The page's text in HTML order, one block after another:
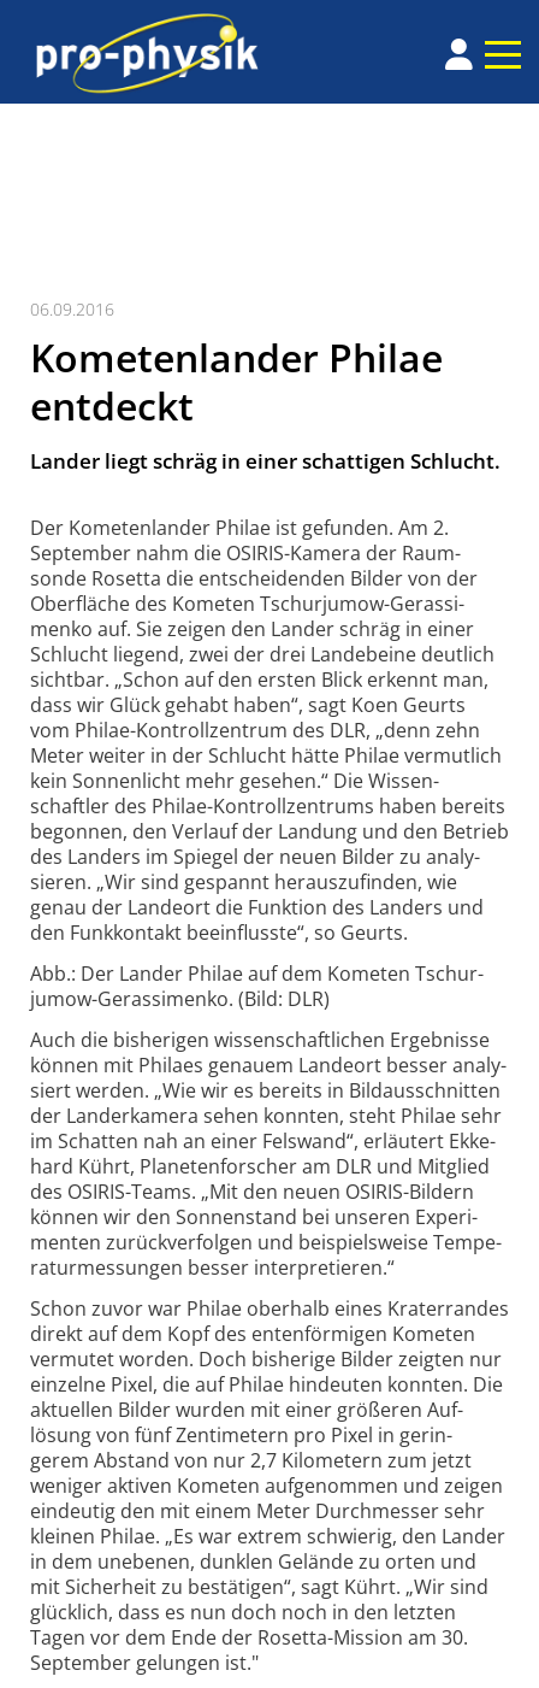
06.09.2016
Kometenlander Philae
entdeckt
Lander liegt schräg in einer schattigen Schlucht.
Der Kometenlander Philae ist gefunden. Am 2.
September nahm die OSIRIS-Kamera der Raum­
sonde Rosetta die ent­schei­denden Bilder von der
Ober­fläche des Kometen Tschur­jumow-Gerassi­
menko auf. Sie zeigen den Lander schräg in einer
Schlucht liegend, zwei der drei Lande­beine deutlich
sicht­bar. „Schon auf den ersten Blick erkennt man,
dass wir Glück gehabt haben“, sagt Koen Geurts
vom Philae-Kontroll­zentrum des DLR, „denn zehn
Meter weiter in der Schlucht hätte Philae vermut­lich
kein Sonnen­licht mehr gesehen.“ Die Wissen­
schaftler des Philae-Kontroll­zentrums haben bereits
begonnen, den Verlauf der Landung und den Betrieb
des Landers im Spiegel der neuen Bilder zu ana­ly­
sieren. „Wir sind gespannt heraus­zu­finden, wie
genau der Lande­ort die Funktion des Landers und
den Funk­kontakt beein­flusste“, so Geurts.
Abb.: Der Lander Philae auf dem Kometen Tschur­
jumow-Gerassi­menko. (Bild: DLR)
Auch die bisherigen wissenschaftlichen Ergebnisse
können mit Philaes genauem Lande­ort besser ana­ly­
siert werden. „Wie wir es bereits in Bild­aus­schnitten
der Lander­kamera sehen konnten, steht Philae sehr
im Schatten nah an einer Fels­wand“, erläutert Ekke­
hard Kührt, Planeten­forscher am DLR und Mitglied
des OSIRIS-Teams. „Mit den neuen OSIRIS-Bildern
können wir den Sonnen­stand bei unseren Experi­
menten zurück­ver­folgen und beispiels­weise Tempe­
ratur­messungen besser inter­pretieren.“
Schon zuvor war Philae oberhalb eines Krater­randes
direkt auf dem Kopf des enten­förmigen Kometen
vermutet worden. Doch bis­herige Bilder zeigten nur
einzelne Pixel, die auf Philae hin­deuten konnten. Die
aktuellen Bilder wurden mit einer größeren Auf­
lösung von fünf Zenti­metern pro Pixel in gerin­
gerem Abstand von nur 2,7 Kilo­metern zum jetzt
weniger aktiven Kometen aufge­nommen und zeigen
ein­deutig den mit einem Meter Durch­messer sehr
kleinen Philae. „Es war extrem schwierig, den Lander
in dem unebenen, dunklen Gelände zu orten und
mit Sicher­heit zu bestä­tigen“, sagt Kührt. „Wir sind
glück­lich, dass es nun doch noch in den letzten
Tagen vor dem Ende der Rosetta-Mission am 30.
September gelungen ist."